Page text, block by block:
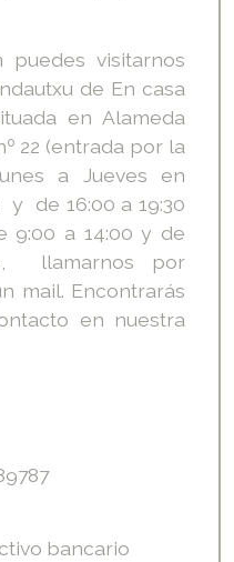
puedes visitarnos
de En casa
en Alameda
22 (entrada por la
a Jueves en
y de 16:00 a 19:30
9:00 a 14:00 y de
llamarnos por
mail. Encontrarás
en nuestra
bancario